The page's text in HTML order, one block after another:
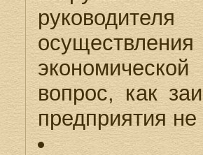
вопрос, как
предприятия